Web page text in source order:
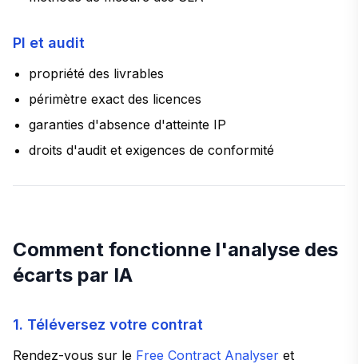
PI et audit
propriété des livrables
périmètre exact des licences
garanties d'absence d'atteinte IP
droits d'audit et exigences de conformité
Comment fonctionne l'analyse des
écarts par IA
1. Téléversez votre contrat
Rendez-vous sur le Free Contract Analyser et